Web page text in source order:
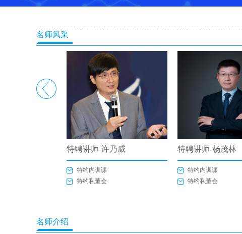
名师风采
特聘讲师-许乃威
特约内训课
特约私董会
特聘讲师-杨茂林
特约内训课
特约私董会
名师介绍